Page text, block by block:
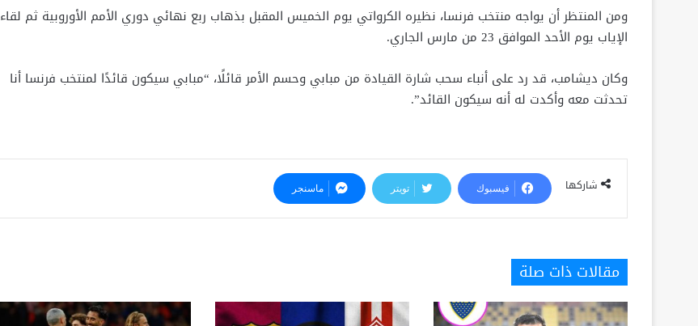
ومن المنتظر أن يواجه منتخب فرنسا، نظيره الكرواتي يوم الخميس المقبل بذهاب ربع نهائي دوري الأمم الأوروبية ثم لقاء
الإياب يوم الأحد الموافق 23 من مارس الجاري.
وكان ديشامب، قد رد على أنباء سحب شارة القيادة من مبابي وحسم الأمر قائلًا، “مبابي سيكون قائدًا لمنتخب فرنسا أنا
تحدثت معه وأكدت له أنه سيكون القائد”.
شاركها فيسبوك تويتر ماسنجر
مقالات ذات صلة